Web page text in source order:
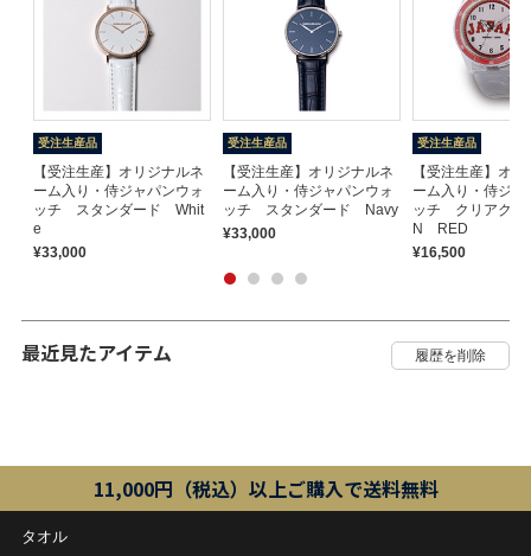
受注生産品
【受注生産】オリジナルネ
ーム入り・侍ジャパンウォ
ッチ スタンダード Whit
e
¥33,000
受注生産品
【受注生産】オリジナルネ
ーム入り・侍ジャパンウォ
ッチ スタンダード Navy
¥33,000
受注生産品
【受注生産】オ
ーム入り・侍ジャ
ッチ クリアク
N RED
¥16,500
最近見たアイテム
11,000円（税込）以上ご購入で送料無料
タオル